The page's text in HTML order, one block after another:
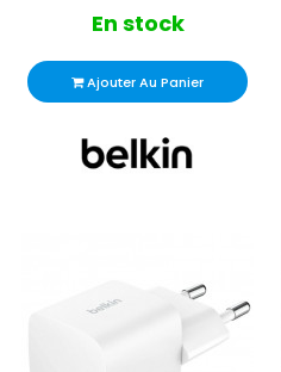
En stock
Ajouter Au Panier